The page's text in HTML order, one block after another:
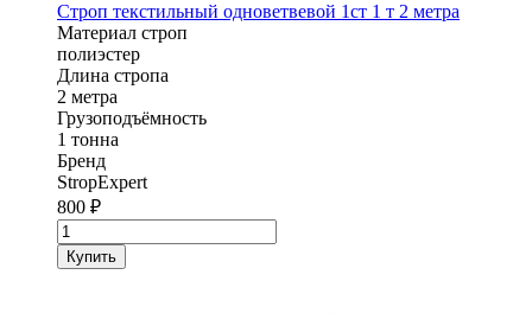
Строп текстильный одноветвевой 1ст 1 т 2 метра
Материал строп
полиэстер
Длина стропа
2 метра
Грузоподъёмность
1 тонна
Бренд
StropExpert
800 ₽
Количество
товара
Строп
Купить